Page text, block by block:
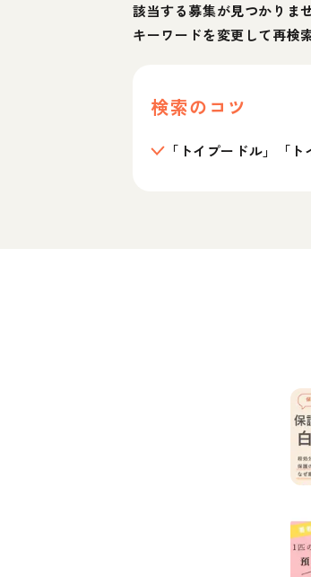
該当する募集が見つかりま
キーワードを変更して再検
検索のコツ
「トイプードル」「